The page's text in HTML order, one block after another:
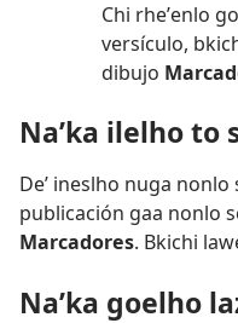
Chi rheʼenlo
versículo,
dibujo
Naʼka ilelho to
Deʼ ineslho nuga
publicación gaa nonlo
Marcadores. Bkichi
Naʼka goelho